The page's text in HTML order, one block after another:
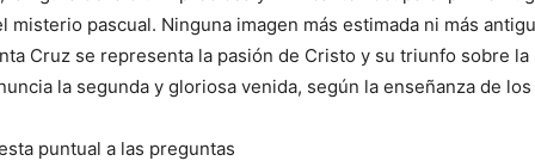
misterio pascual. Ninguna imagen más estimada ni más
Cruz se representa la pasión de Cristo y su triunfo sobre
la segunda y gloriosa venida, según la enseñanza de los
puntual a las preguntas